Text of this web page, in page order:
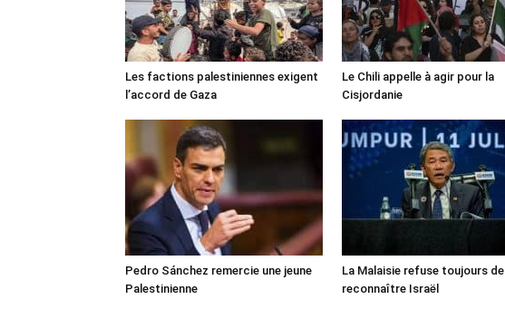
Les factions palestiniennes exigent
l’accord de Gaza
Le Chili appelle à agir pour la
Cisjordanie
Pedro Sánchez remercie une jeune
Palestinienne
La Malaisie refuse toujours de
reconnaître Israël